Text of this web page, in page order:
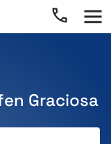
Graciosa